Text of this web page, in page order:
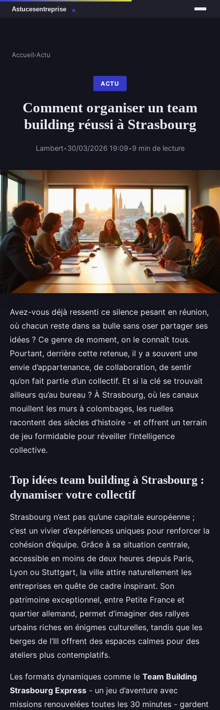
Accueil›Actu
ACTU
Comment organiser un team
building réussi à Strasbourg
Lambert•30/03/2026 19:09•9 min de lecture
Avez-vous déjà ressenti ce silence pesant en réunion,
où chacun reste dans sa bulle sans oser partager ses
idées ? Ce genre de moment, on le connaît tous.
Pourtant, derrière cette retenue, il y a souvent une
envie d’appartenance, de collaboration, de sentir
qu’on fait partie d’un collectif. Et si la clé se trouvait
ailleurs qu’au bureau ? À Strasbourg, où les canaux
mouillent les murs à colombages, les ruelles
racontent des siècles d’histoire - et offrent un terrain
de jeu formidable pour réveiller l’intelligence
collective.
Top idées team building à Strasbourg :
dynamiser votre collectif
Strasbourg n’est pas qu’une capitale européenne ;
c’est un vivier d’expériences uniques pour renforcer la
cohésion d’équipe. Grâce à sa situation centrale,
accessible en moins de deux heures depuis Paris,
Lyon ou Stuttgart, la ville attire naturellement les
entreprises en quête de cadre inspirant. Son
patrimoine exceptionnel, entre Petite France et
quartier allemand, permet d’imaginer des rallyes
urbains riches en énigmes culturelles, tandis que les
berges de l’Ill offrent des espaces calmes pour des
ateliers plus contemplatifs.
Les formats dynamiques comme le Team Building
Strasbourg Express - un jeu d’aventure avec
missions renouvelées toutes les 30 minutes - gardent